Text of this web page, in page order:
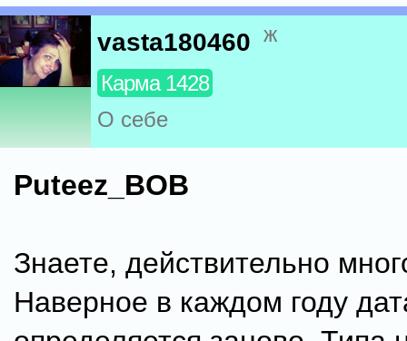
vasta180460 ж
Карма 1428
О себе
Puteez_BOB
Знаете, действительно
Наверное в каждом году